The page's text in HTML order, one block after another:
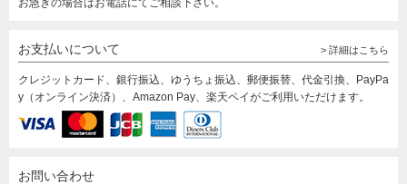
お支払いについて > 詳細はこちら
クレジットカード、銀行振込、ゆうちょ振込、郵便振替、代金引換、PayPa
y（オンライン決済）、Amazon Pay、楽天ペイがご利用いただけます。
お問い合わせ